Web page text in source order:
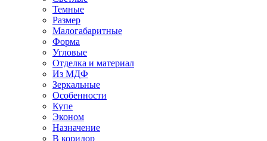
Темные
Размер
Малогабаритные
Форма
Угловые
Отделка и материал
Из МДФ
Зеркальные
Особенности
Купе
Эконом
Назначение
В коридор